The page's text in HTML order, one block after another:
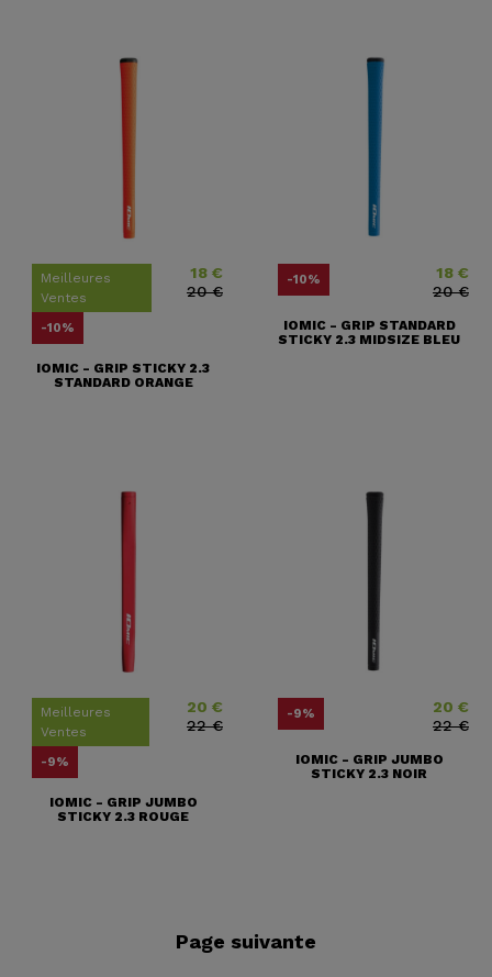
Meilleures
Ventes
-10%
Prix18 €
Prix ​​habituel
20 €
IOMIC - GRIP STICKY 2.3
STANDARD ORANGE
-10% 18 €
Prix
20 €
IOMIC - GRIP STANDARD
STICKY 2.3 MIDSIZE BLEU
Meilleures
Ventes
-9%
Prix20 €
Prix ​​habituel
22 €
IOMIC - GRIP JUMBO
STICKY 2.3 ROUGE
-9% 20 €
Prix
22 €
IOMIC - GRIP JUMBO
STICKY 2.3 NOIR
Page suivante